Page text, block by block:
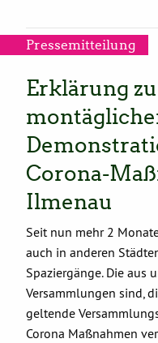
Pressemitteilung
Erklärung
Corona-
Ilmenau
Seit nun mehr 2
auch in anderen
Spaziergänge. Die aus
Versammlungen sind,
geltende
Corona Maßnahmen